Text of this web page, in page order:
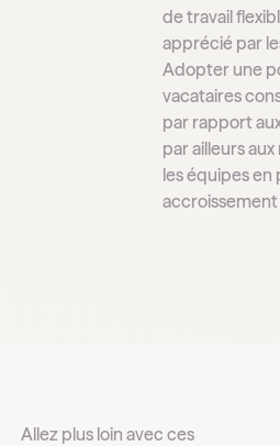
de travail
apprécié par
Adopter une
vacataires
par rapport
par ailleurs
les équipes en
Allez plus loin avec ces